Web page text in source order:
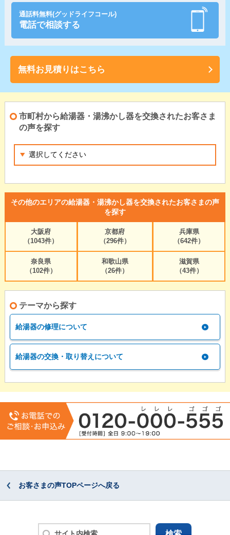
通話料無料(グッドライフコール)
電話で相談する
無料お見積りはこちら
市町村から給湯器・湯沸かし器を交換されたお客さま
の声を探す
その他のエリアの給湯器・湯沸かし器を交換されたお客さまの声
を探す
大阪府
（1043件）
京都府
（296件）
兵庫県
（642件）
奈良県
（102件）
和歌山県
（26件）
滋賀県
（43件）
テーマから探す
給湯器の修理について
給湯器の交換・取り替えについて
お客さまの声TOPページへ戻る